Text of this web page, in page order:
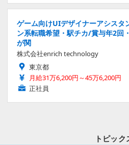
ゲーム向けUIデザイナーアシスタ
ン系転職希望・駅チカ/賞与年2回
が関
株式会社enrich technology
東京都
月給31万6,200円～45万6,200円
正社員
トピック